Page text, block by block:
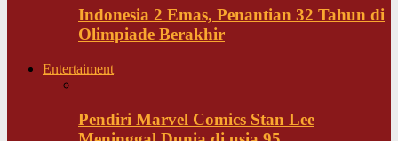
Indonesia 2 Emas, Penantian 32 Tahun di
Olimpiade Berakhir
Entertaiment
Pendiri Marvel Comics Stan Lee